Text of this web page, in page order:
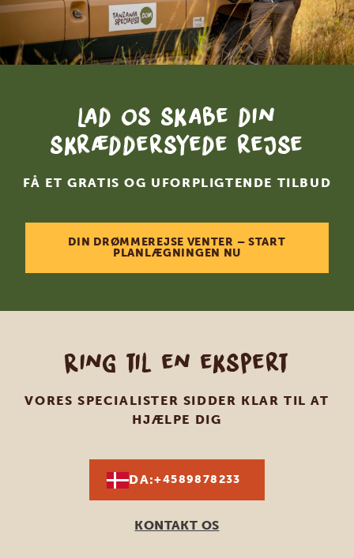
Lad os skabe din
skræddersyede rejse
FÅ ET GRATIS OG UFORPLIGTENDE TILBUD
DIN DRØMMEREJSE VENTER – START
PLANLÆGNINGEN NU
Ring til en ekspert
VORES SPECIALISTER SIDDER KLAR TIL AT
HJÆLPE DIG
DA:+4589878233
KONTAKT OS